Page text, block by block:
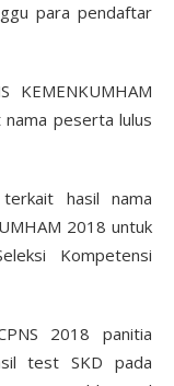
para pendaftar
KEMENKUMHAM
peserta lulus
hasil nama
2018 untuk
Kompetensi
2018 panitia
test SKD pada